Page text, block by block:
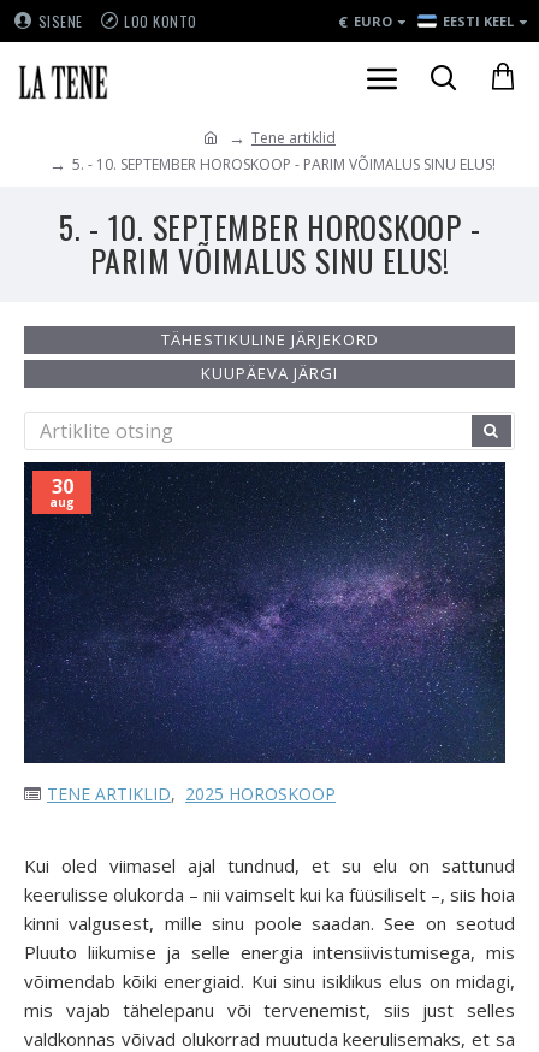
SISENE LOO KONTO € EURO EESTI KEEL
Tene artiklid
5. - 10. SEPTEMBER HOROSKOOP - PARIM VÕIMALUS SINU ELUS!
5. - 10. SEPTEMBER HOROSKOOP -
PARIM VÕIMALUS SINU ELUS!
TÄHESTIKULINE JÄRJEKORD
KUUPÄEVA JÄRGI
30
aug
TENE ARTIKLID, 2025 HOROSKOOP
Kui oled viimasel ajal tundnud, et su elu on sattunud
keerulisse olukorda – nii vaimselt kui ka füüsiliselt –, siis hoia
kinni valgusest, mille sinu poole saadan. See on seotud
Pluuto liikumise ja selle energia intensiivistumisega, mis
võimendab kõiki energiaid. Kui sinu isiklikus elus on midagi,
mis vajab tähelepanu või tervenemist, siis just selles
valdkonnas võivad olukorrad muutuda keerulisemaks, et sa